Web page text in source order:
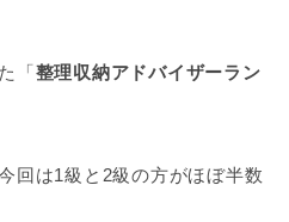
「整理収納アドバイザーラン
回は1級と2級の方がほぼ半数